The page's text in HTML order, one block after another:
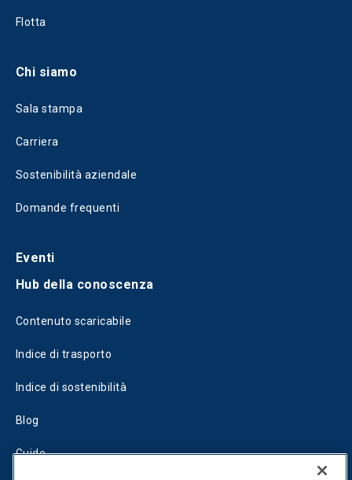
Flotta
Chi siamo
Sala stampa
Carriera
Sostenibilità aziendale
Domande frequenti
Eventi
Hub della conoscenza
Contenuto scaricabile
Indice di trasporto
Indice di sostenibilità
Blog
Guide